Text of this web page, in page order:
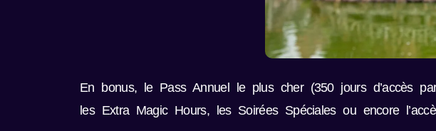
En bonus, le Pass Annuel le plus cher (350 jours d’accès
les Extra Magic Hours, les Soirées Spéciales ou encore